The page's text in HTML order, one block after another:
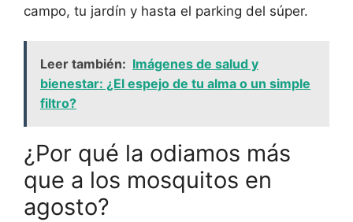
campo, tu jardín y hasta el parking del súper.
Leer también: Imágenes de salud y
bienestar: ¿El espejo de tu alma o un simple
filtro?
¿Por qué la odiamos más
que a los mosquitos en
agosto?